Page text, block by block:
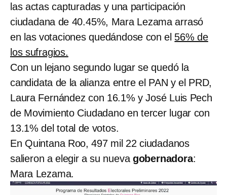
las actas capturadas y una participación
ciudadana de 40.45%, Mara Lezama arrasó
en las votaciones quedándose con el 56% de
los sufragios.
Con un lejano segundo lugar se quedó la
candidata de la alianza entre el PAN y el PRD,
Laura Fernández con 16.1% y José Luis Pech
de Movimiento Ciudadano en tercer lugar con
13.1% del total de votos.
En Quintana Roo, 497 mil 22 ciudadanos
salieron a elegir a su nueva gobernadora:
Mara Lezama.